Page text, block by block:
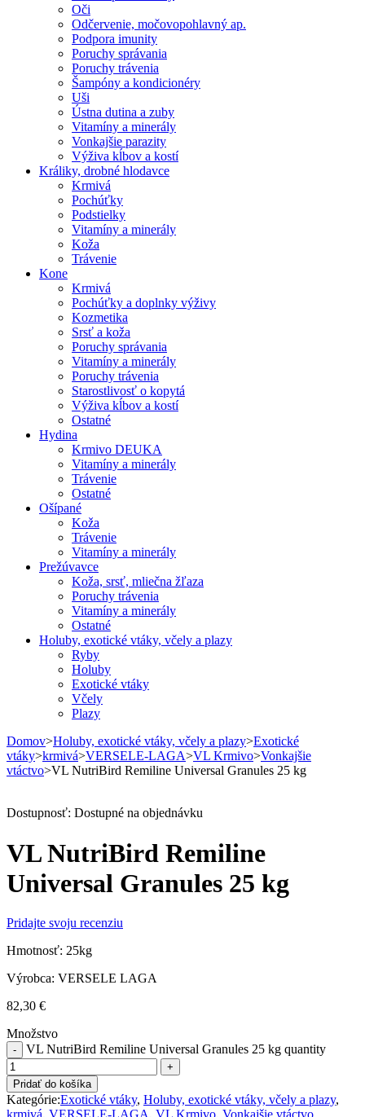
Oči
Odčervenie, močovopohlavný ap.
Podpora imunity
Poruchy správania
Poruchy trávenia
Šampóny a kondicionéry
Uši
Ústna dutina a zuby
Vitamíny a minerály
Vonkajšie parazity
Výživa kĺbov a kostí
Králiky, drobné hlodavce
Krmivá
Pochúťky
Podstielky
Vitamíny a minerály
Koža
Trávenie
Kone
Krmivá
Pochúťky a doplnky výživy
Kozmetika
Srsť a koža
Poruchy správania
Vitamíny a minerály
Poruchy trávenia
Starostlivosť o kopytá
Výživa kĺbov a kostí
Ostatné
Hydina
Krmivo DEUKA
Vitamíny a minerály
Trávenie
Ostatné
Ošípané
Koža
Trávenie
Vitamíny a minerály
Prežúvavce
Koža, srsť, mliečna žľaza
Poruchy trávenia
Vitamíny a minerály
Ostatné
Holuby, exotické vtáky, včely a plazy
Ryby
Holuby
Exotické vtáky
Včely
Plazy
Domov>Holuby, exotické vtáky, včely a plazy>Exotické
vtáky>krmivá>VERSELE-LAGA>VL Krmivo>Vonkajšie
vtáctvo>VL NutriBird Remiline Universal Granules 25 kg
Dostupnosť: Dostupné na objednávku
VL NutriBird Remiline
Universal Granules 25 kg
Pridajte svoju recenziu
Hmotnosť: 25kg
Výrobca: VERSELE LAGA
82,30 €
Množstvo
VL NutriBird Remiline Universal Granules 25 kg quantity
Pridať do košíka
Kategórie:Exotické vtáky, Holuby, exotické vtáky, včely a plazy,